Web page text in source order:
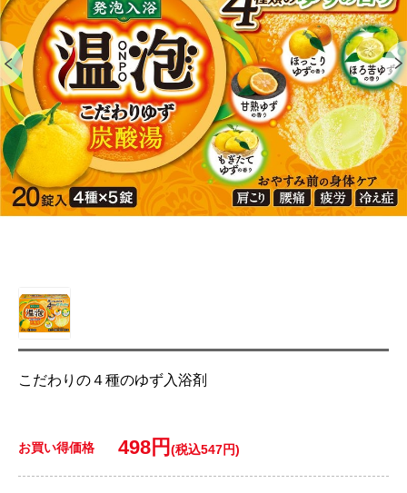
こだわりの４種のゆず入浴剤
お買い得価格 498円 (税込547円)